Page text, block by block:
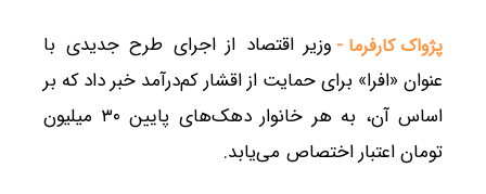
پژواک کارفرما - وزیر اقتصاد از اجرای طرح جدیدی با
عنوان «افرا» برای حمایت از اقشار کم‌درآمد خبر داد که بر
اساس آن، به هر خانوار دهک‌های پایین ۳۰ میلیون
تومان اعتبار اختصاص می‌یابد.